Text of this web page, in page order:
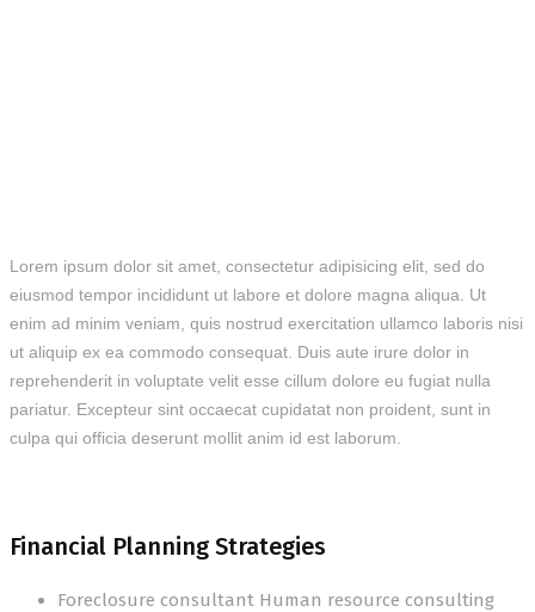
Lorem ipsum dolor sit amet, consectetur adipisicing elit, sed do
eiusmod tempor incididunt ut labore et dolore magna aliqua. Ut
enim ad minim veniam, quis nostrud exercitation ullamco laboris nisi
ut aliquip ex ea commodo consequat. Duis aute irure dolor in
reprehenderit in voluptate velit esse cillum dolore eu fugiat nulla
pariatur. Excepteur sint occaecat cupidatat non proident, sunt in
culpa qui officia deserunt mollit anim id est laborum.
Financial Planning Strategies
Foreclosure consultant Human resource consulting